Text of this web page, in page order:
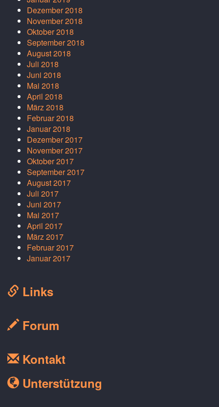
Dezember 2018
November 2018
Oktober 2018
September 2018
August 2018
Juli 2018
Juni 2018
Mai 2018
April 2018
März 2018
Februar 2018
Januar 2018
Dezember 2017
November 2017
Oktober 2017
September 2017
August 2017
Juli 2017
Juni 2017
Mai 2017
April 2017
März 2017
Februar 2017
Januar 2017
Links
Forum
Kontakt
Unterstützung